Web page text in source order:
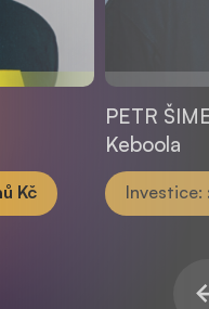
Kč
PETR
Keboola
Investice: